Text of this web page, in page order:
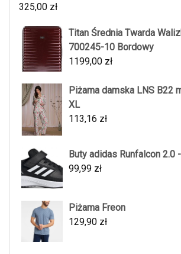
325,00 zł
Titan Średnia Twarda
700245-10 Bordowy
1199,00 zł
Piżama damska LNS B22
XL
113,16 zł
Buty adidas Runfalcon 2.0
99,99 zł
Piżama Freon
129,90 zł